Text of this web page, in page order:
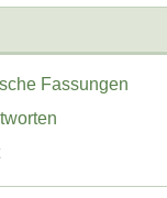
Fassungen